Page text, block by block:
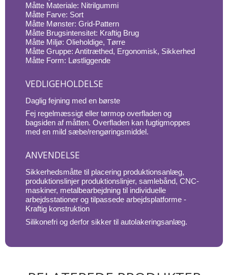
Måtte Materiale: Nitrilgummi
Måtte Farve: Sort
Måtte Mønster: Grid-Pattern
Måtte Brugsintensitet: Kraftig Brug
Måtte Miljø: Olieholdige, Tørre
Måtte Gruppe: Antitræthed, Ergonomisk, Sikkerhed
Måtte Form: Løstliggende
VEDLIGEHOLDELSE
Daglig fejning med en børste
Fej regelmæssigt eller tørmop overfladen og
bagsiden af måtten. Overfladen kan fugtigmoppes
med en mild sæbe/rengøringsmiddel.
ANVENDELSE
Sikkerhedsmåtte til placering produktionsanlæg,
produktionslinjer produktionslinjer, samlebånd, CNC-
maskiner, metalbearbejdning til individuelle
arbejdsstationer og tilpassede arbejdsplatforme -
Kraftig konstruktion
Silikonefri og derfor sikker til autolakeringsanlæg.